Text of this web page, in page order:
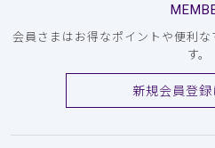
会員さまはお得なポイントや便利
す。
新規会員登